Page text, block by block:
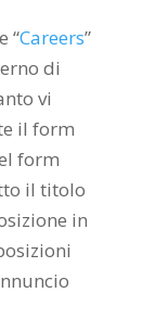
“Careers”
di
vi
il form
form
il titolo
in